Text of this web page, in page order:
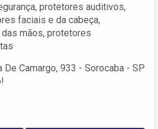
protetores auditivos,
faciais e da cabeça,
mãos, protetores
De Camargo, 933 - Sorocaba - SP